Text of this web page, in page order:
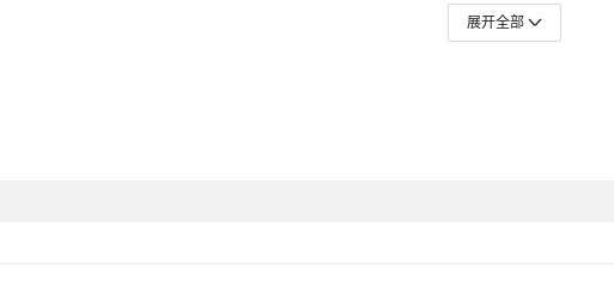
展开全部